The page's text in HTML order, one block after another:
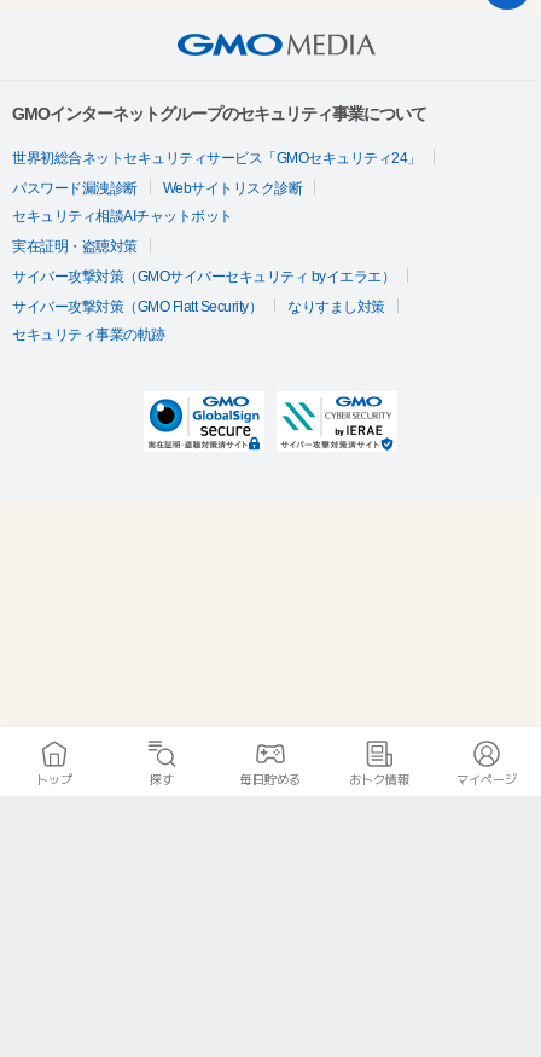
GMOインターネットグループのセキュリティ事業について
世界初総合ネットセキュリティサービス「GMOセキュリティ24」
パスワード漏洩診断
Webサイトリスク診断
セキュリティ相談AIチャットボット
実在証明・盗聴対策
サイバー攻撃対策（GMOサイバーセキュリティ byイエラエ）
サイバー攻撃対策（GMO Flatt Security）
なりすまし対策
セキュリティ事業の軌跡
トップ 探す 毎日貯める おトク情報 マイページ